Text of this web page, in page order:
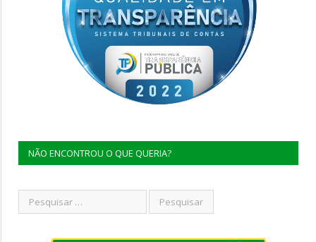
NÃO ENCONTROU O QUE QUERIA?